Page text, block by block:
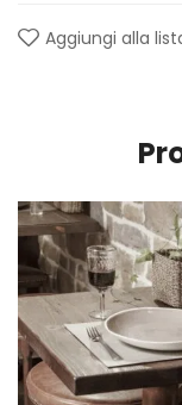
Aggiungi alla